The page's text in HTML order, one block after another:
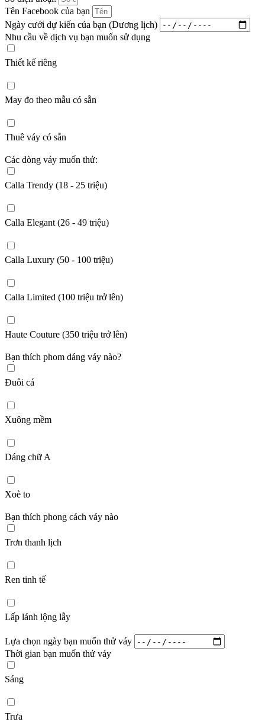
Tên Facebook của bạn
Ngày cưới dự kiến của bạn (Dương lịch)
Nhu cầu về dịch vụ bạn muốn sử dụng
Thiết kế riêng
May đo theo mẫu có sẵn
Thuê váy có sẵn
Các dòng váy muốn thử:
Calla Trendy (18 - 25 triệu)
Calla Elegant (26 - 49 triệu)
Calla Luxury (50 - 100 triệu)
Calla Limited (100 triệu trở lên)
Haute Couture (350 triệu trở lên)
Bạn thích phom dáng váy nào?
Đuôi cá
Xuông mềm
Dáng chữ A
Xoè to
Bạn thích phong cách váy nào
Trơn thanh lịch
Ren tinh tế
Lấp lánh lộng lẫy
Lựa chọn ngày bạn muốn thử váy
Thời gian bạn muốn thử váy
Sáng
Trưa